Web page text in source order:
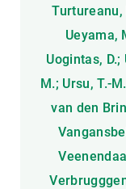
Turtureanu,
Ueyama,
Uogintas, D.;
M.; Ursu, T.-
van den